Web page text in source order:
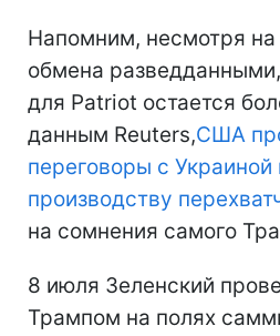
Напомним, несмотря
обмена
для Patriot остается
данным Reuters,США
переговоры с
производству
на сомнения самого
8 июля Зеленский
Трампом на полях